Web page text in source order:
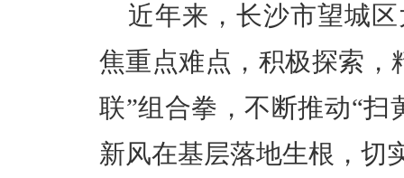
近年来，长沙市望城
焦重点难点，积极探索，
联”组合拳，不断推动“扫
新风在基层落地生根，切